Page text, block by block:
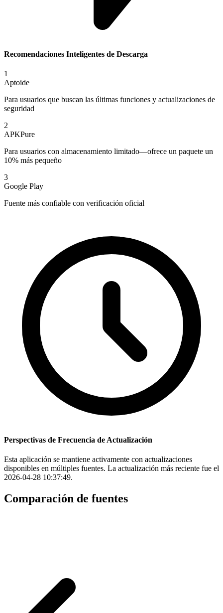
Recomendaciones Inteligentes de Descarga
1
Aptoide
Para usuarios que buscan las últimas funciones y actualizaciones de
seguridad
2
APKPure
Para usuarios con almacenamiento limitado—ofrece un paquete un
10% más pequeño
3
Google Play
Fuente más confiable con verificación oficial
Perspectivas de Frecuencia de Actualización
Esta aplicación se mantiene activamente con actualizaciones
disponibles en múltiples fuentes. La actualización más reciente fue el
2026-04-28 10:37:49.
Comparación de fuentes